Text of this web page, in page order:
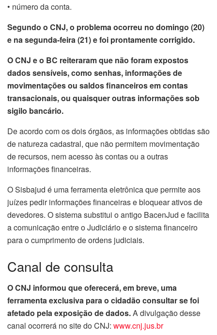
• número da conta.
Segundo o CNJ, o problema ocorreu no domingo (20)
e na segunda-feira (21) e foi prontamente corrigido.
O CNJ e o BC reiteraram que não foram expostos
dados sensíveis, como senhas, informações de
movimentações ou saldos financeiros em contas
transacionais, ou quaisquer outras informações sob
sigilo bancário.
De acordo com os dois órgãos, as informações obtidas são
de natureza cadastral, que não permitem movimentação
de recursos, nem acesso às contas ou a outras
informações financeiras.
O Sisbajud é uma ferramenta eletrônica que permite aos
juízes pedir informações financeiras e bloquear ativos de
devedores. O sistema substitui o antigo BacenJud e facilita
a comunicação entre o Judiciário e o sistema financeiro
para o cumprimento de ordens judiciais.
Canal de consulta
O CNJ informou que oferecerá, em breve, uma
ferramenta exclusiva para o cidadão consultar se foi
afetado pela exposição de dados.A divulgação desse
canal ocorrerá no site do CNJ: www.cnj.jus.br